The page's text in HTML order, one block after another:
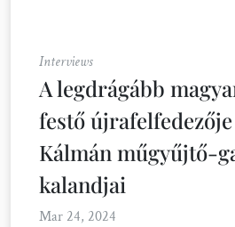
Interviews
A legdrágább
festő
Kálmán műgyűjtő-
kalandjai
Mar 24, 2024